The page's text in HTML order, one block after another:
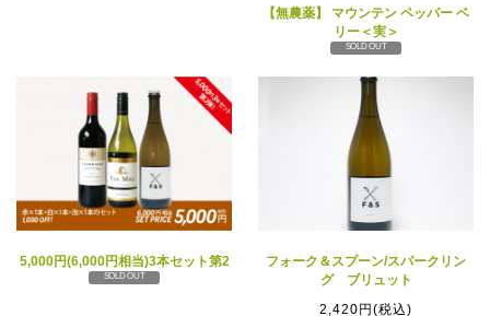
【無農薬】 マウンテン ペッパー ベ
リー＜実＞
SOLD OUT
5,000円(6,000円相当)3本セット第2
SOLD OUT
フォーク＆スプーン/スパークリン
グ ブリュット
2,420円(税込)